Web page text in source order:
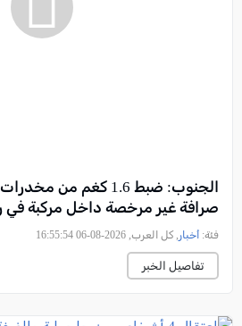
الجنوب: ضبط 1.6 كغم من
صرافة غير مرخصة داخل مركبة في
فئة: أخبار , كل العرب, 2026-08-06 16:55:54
تفاصيل الخبر